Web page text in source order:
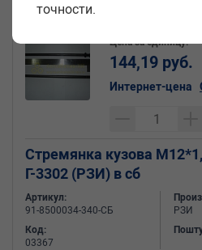
Стремянка кузова
Г-3302 (РЗИ) в сб
Артикул:
91-8500034-340-СБ
Код:
03367
РЗИ
Цена за единицу:
144,19 руб.
Интернет-цена
точности.